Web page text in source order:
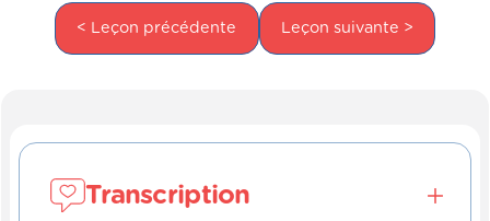
< Leçon précédente Leçon suivante >
Transcription